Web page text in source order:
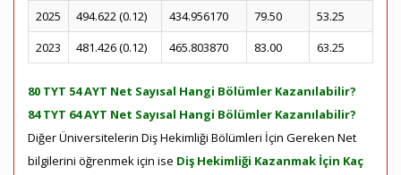
2025
494.622 (0.12) 434.956170 79.50
53.25
2023
481.426 (0.12) 465.803870 83.00 63.25
80 TYT 54 AYT Net Sayısal Hangi Bölümler Kazanılabilir?
84 TYT 64 AYT Net Sayısal Hangi Bölümler Kazanılabilir?
Diğer Üniversitelerin Diş Hekimliği Bölümleri İçin Gereken Net
bilgilerini öğrenmek için ise Diş Hekimliği Kazanmak İçin Kaç